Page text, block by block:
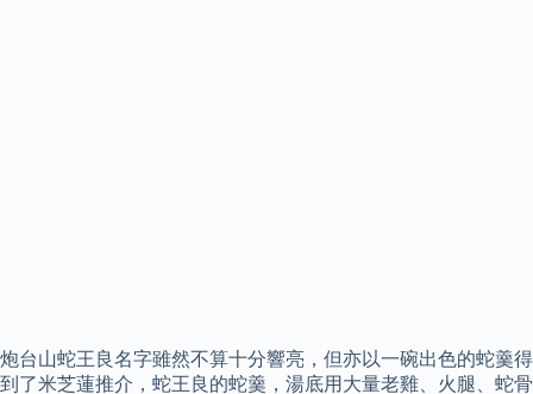
炮台山蛇王良名字雖然不算十分響亮，但亦以一碗出色的蛇羹得
到了米芝蓮推介，蛇王良的蛇羹，湯底用大量老雞、火腿、蛇骨